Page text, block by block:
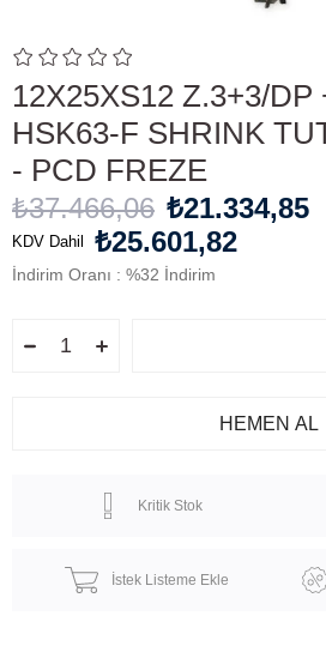
12X25XS12 Z.3+3/DP
HSK63-F SHRINK
- PCD FREZE
₺37.466,06 ₺21.334,85
KDV Dahil ₺25.601,82
İndirim Oranı : %32 İndirim
Kritik Stok
İstek Listeme Ekle